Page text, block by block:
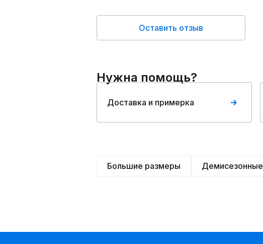
Оставить отзыв
Нужна помощь?
Доставка и примерка
Большие размеры Демисезонные